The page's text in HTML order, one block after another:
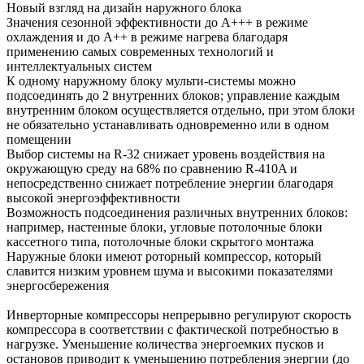
Новый взгляд на дизайн наружного блока
Значения сезонной эффективности до A+++ в режиме
охлаждения и до А++ в режиме нагрева благодаря
применению самых современных технологий и
интеллектуальных систем
К одному наружному блоку мульти-системы можно
подсоединять до 2 внутренних блоков; управление каждым
внутренним блоком осуществляется отдельно, при этом блоки
не обязательно устанавливать одновременно или в одном
помещении
Выбор системы на R-32 снижает уровень воздействия на
окружающую среду на 68% по сравнению R-410A и
непосредственно снижает потребление энергии благодаря
высокой энергоэффективности
Возможность подсоединения различных внутренних блоков:
например, настенные блоки, угловые потолочные блоки
кассетного типа, потолочные блоки скрытого монтажа
Наружные блоки имеют роторный компрессор, который
славится низким уровнем шума и высокими показателями
энергосбережения
Инверторные компрессоры непрерывно регулируют скорость
компрессора в соответствии с фактической потребностью в
нагрузке. Уменьшение количества энергоемких пусков и
остановов приводит к уменьшению потребления энергии (до